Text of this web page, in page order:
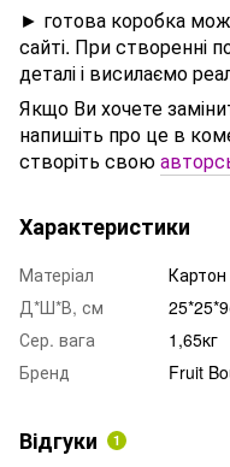
► готова коробка
сайті. При створенні
деталі і висилаємо
Якщо Ви хочете
напишіть про це в
створіть свою
Характеристики
Матеріал
Картон
Д*Ш*В, см
Сер. вага
1,65кг
Бренд
Fruit
Відгуки 1